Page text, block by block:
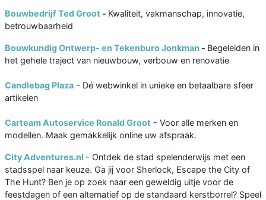
Bouwbedrijf Ted Groot - Kwaliteit, vakmanschap, innovatie,
betrouwbaarheid
Bouwkundig Ontwerp- en Tekenburo Jonkman - Begeleiden in
het gehele traject van nieuwbouw, verbouw en renovatie
Candlebag Plaza - Dé webwinkel in unieke en betaalbare sfeer
artikelen
Carteam Autoservice Ronald Groot - Voor alle merken en
modellen. Maak gemakkelijk online uw afspraak.
City Adventures.nl - Ontdek de stad spelenderwijs met een
stadsspel naar keuze. Ga jij voor Sherlock, Escape the City of
The Hunt? Ben je op zoek naar een geweldig uitje voor de
feestdagen of een alternatief op de standaard kerstborrel? Speel